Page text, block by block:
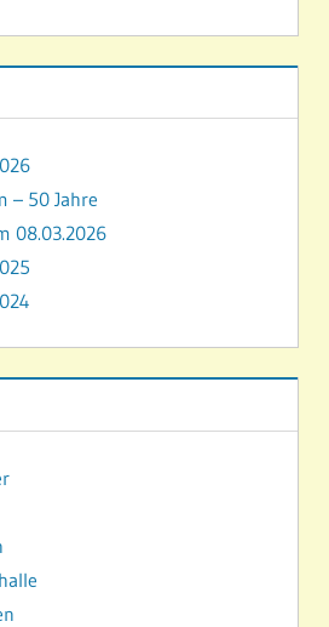
– 50 Jahre
08.03.2026